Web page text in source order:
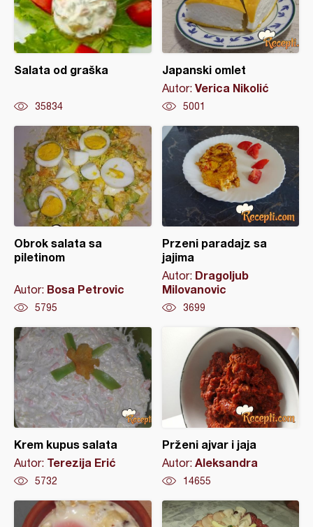
Salata od graška
35834
Japanski omlet
Autor: Verica Nikolić
5001
Obrok salata sa
piletinom
Autor: Bosa Petrovic
5795
Przeni paradajz sa
jajima
Autor: Dragoljub
Milovanovic
3699
Krem kupus salata
Autor: Terezija Erić
5732
Prženi ajvar i jaja
Autor: Aleksandra
14655